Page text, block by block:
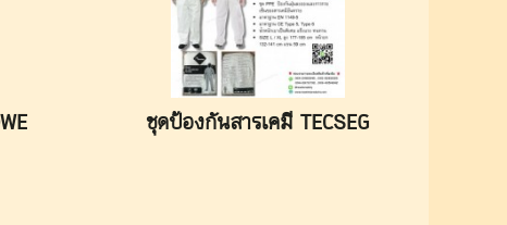
ชุดป้องกันสารเคมี TECSEG